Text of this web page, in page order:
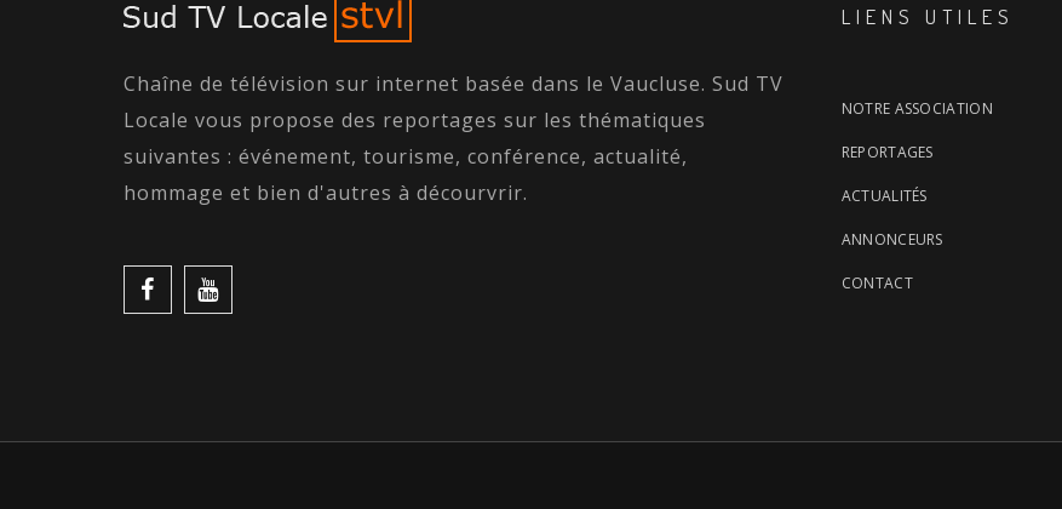
Chaîne de télévision sur internet basée dans le Vaucluse. Sud TV
Locale vous propose des reportages sur les thématiques
suivantes : événement, tourisme, conférence, actualité,
hommage et bien d'autres à décourvrir.
LIENS UTILES
NOTRE ASSOCIATION
REPORTAGES
ACTUALITÉS
ANNONCEURS
CONTACT